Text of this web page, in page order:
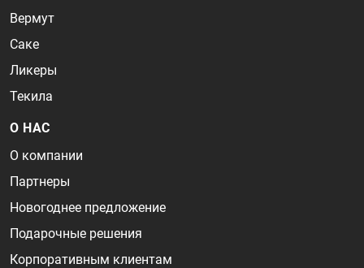
Вермут
Саке
Ликеры
Текила
О НАС
О компании
Партнеры
Новогоднее предложение
Подарочные решения
Корпоративным клиентам